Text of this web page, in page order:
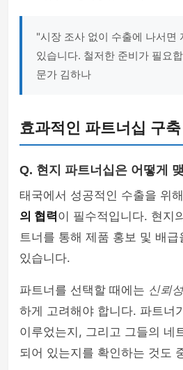
"시장 조사 없이 수출에 나서면
있습니다. 철저한 준비가 필요
문가 김하나
효과적인 파트너십 구축
Q. 현지 파트너십은 어떻게
태국에서 성공적인 수출을 위
의 협력이 필수적입니다. 현지
트너를 통해 제품 홍보 및 배
있습니다.
파트너를 선택할 때에는 신뢰
하게 고려해야 합니다. 파트너
이루었는지, 그리고 그들의 네
되어 있는지를 확인하는 것도